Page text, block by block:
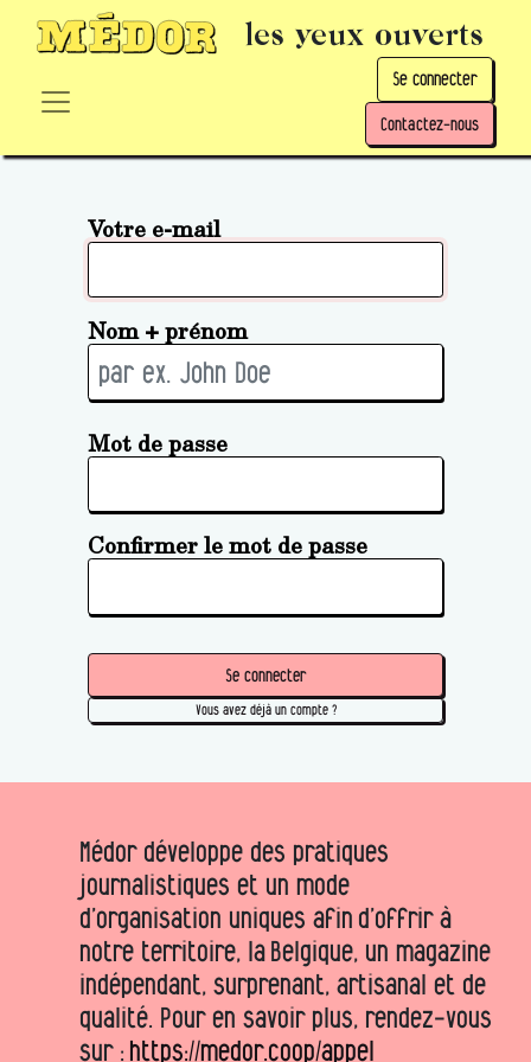
les yeux ouverts
Se connecter
Contactez-nous
Votre e-mail
Nom + prénom
Mot de passe
Confirmer le mot de passe
Se connecter
Vous avez déjà un compte ?
Médor développe des pratiques
journalistiques et un mode
d’organisation uniques afin d’offrir à
notre territoire, la Belgique, un magazine
indépendant, surprenant, artisanal et de
qualité. Pour en savoir plus, rendez-vous
sur : https://medor.coop/appel